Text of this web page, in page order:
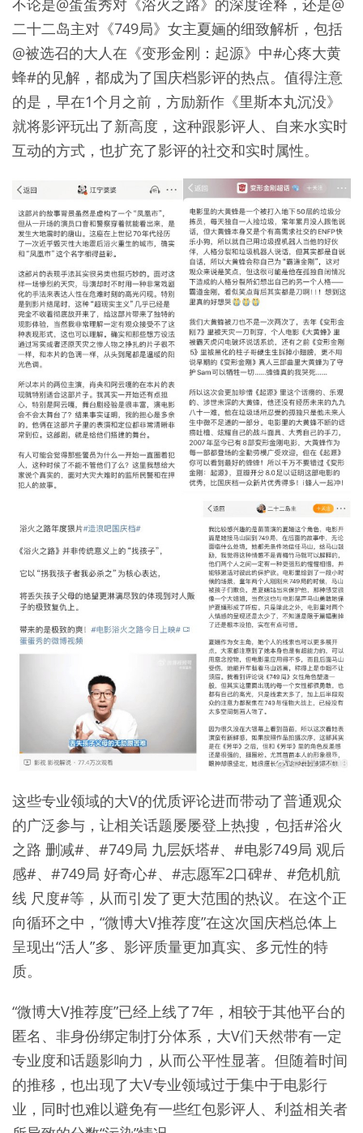
不论是@蛋蛋秀对《浴火之路》的深度诠释，还是@
二十二岛主对《749局》女主夏婳的细致解析，包括
@被选召的大人在《变形金刚：起源》中#心疼大黄
蜂#的见解，都成为了国庆档影评的热点。值得注意
的是，早在1个月之前，方励新作《里斯本丸沉没》
就将影评玩出了新高度，这种跟影评人、自来水实时
互动的方式，也扩充了影评的社交和实时属性。
这些专业领域的大V的优质评论进而带动了普通观众
的广泛参与，让相关话题屡屡登上热搜，包括#浴火
之路 删减#、#749局 九层妖塔#、#电影749局 观后
感#、#749局 好奇心#、#志愿军2口碑#、#危机航
线 尺度#等，从而引发了更大范围的热议。在这个正
向循环之中，“微博大V推荐度”在这次国庆档总体上
呈现出“活人”多、影评质量更加真实、多元性的特
质。
“微博大V推荐度”已经上线了7年，相较于其他平台的
匿名、非身份绑定制打分体系，大V们天然带有一定
专业度和话题影响力，从而公平性显著。但随着时间
的推移，也出现了大V专业领域过于集中于电影行
业，同时也难以避免有一些红包影评人、利益相关者